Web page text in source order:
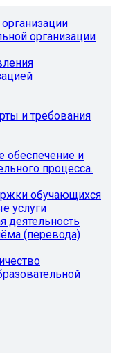
организации
и требования
обеспечение и
процесса.
обучающихся
услуги
деятельность
(перевода)